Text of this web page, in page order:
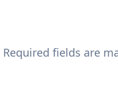
Required fields are